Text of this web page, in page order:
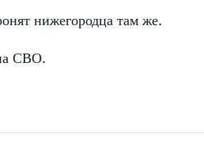
нижегородца там же.
СВО.